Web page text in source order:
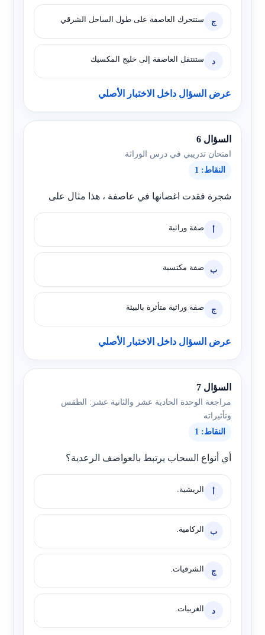
ج ستتحرك العاصفة على طول الساحل الشرقي
د ستنتقل العاصفة إلى خليج المكسيك
عرض السؤال داخل الاختبار الأصلي
السؤال 6
امتحان تدريبي في درس الوراثة
النقاط: 1
شجرة فقدت اغصانها في عاصفة ، هذا مثال على
أ صفة وراثية
ب صفة مكتسبة
ج صفة وراثية متأثرة بالبيئة
عرض السؤال داخل الاختبار الأصلي
السؤال 7
مراجعة الوحدة الحادية عشر والثانية عشر: الطقس
وتأثيراته
النقاط: 1
أي أنواع السحاب يرتبط بالعواصف الرعدية؟
أ الريشية.
ب الركامية.
ج الشرقيات.
د الغربيات.